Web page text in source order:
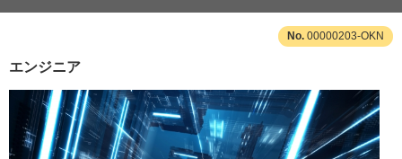
00000203-OKN
エンジニア